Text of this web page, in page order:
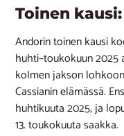
Toinen
Andorin toinen kausi
huhti–toukokuun 2025
kolmen jakson
Cassianin elämässä.
huhtikuuta 2025, ja
13. toukokuuta saakka.